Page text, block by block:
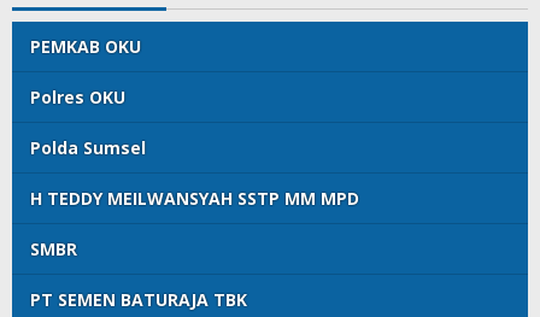
PEMKAB OKU
Polres OKU
Polda Sumsel
H TEDDY MEILWANSYAH SSTP MM MPD
SMBR
PT SEMEN BATURAJA TBK